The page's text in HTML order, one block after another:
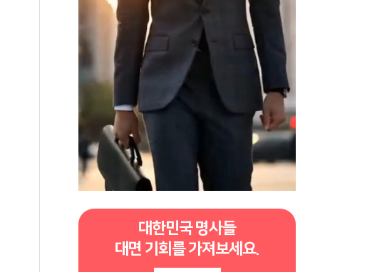
대한민국 명사들
대면 기회를 가져보세요.